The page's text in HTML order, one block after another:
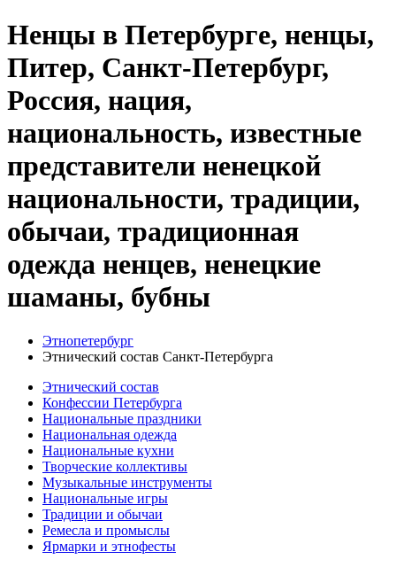
Ненцы в Петербурге, ненцы,
Питер, Санкт-Петербург,
Россия, нация,
национальность, известные
представители ненецкой
национальности, традиции,
обычаи, традиционная
одежда ненцев, ненецкие
шаманы, бубны
Этнопетербург
Этнический состав Санкт-Петербурга
Этнический состав
Конфессии Петербурга
Национальные праздники
Национальная одежда
Национальные кухни
Творческие коллективы
Музыкальные инструменты
Национальные игры
Традиции и обычаи
Ремесла и промыслы
Ярмарки и этнофесты